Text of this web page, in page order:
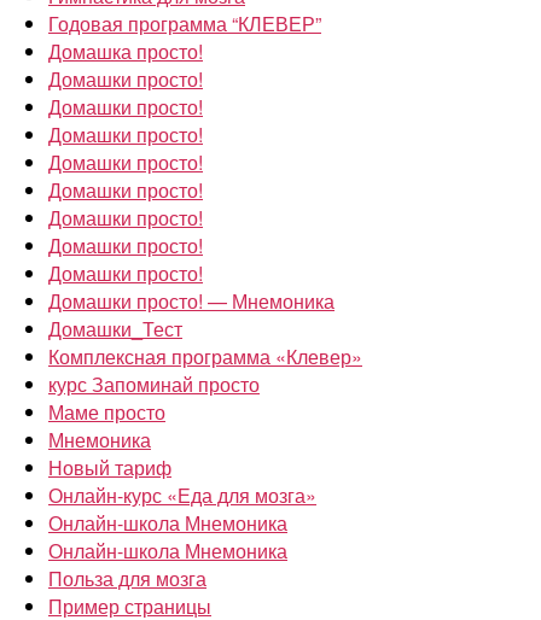
Годовая программа “КЛЕВЕР”
Домашка просто!
Домашки просто!
Домашки просто!
Домашки просто!
Домашки просто!
Домашки просто!
Домашки просто!
Домашки просто!
Домашки просто!
Домашки просто! — Мнемоника
Домашки_Тест
Комплексная программа «Клевер»
курс Запоминай просто
Маме просто
Мнемоника
Новый тариф
Онлайн-курс «Еда для мозга»
Онлайн-школа Мнемоника
Онлайн-школа Мнемоника
Польза для мозга
Пример страницы